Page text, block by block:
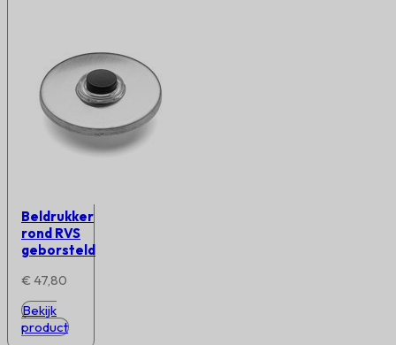
Beldrukker
rond RVS
geborsteld
€ 47,80
Bekijk
product